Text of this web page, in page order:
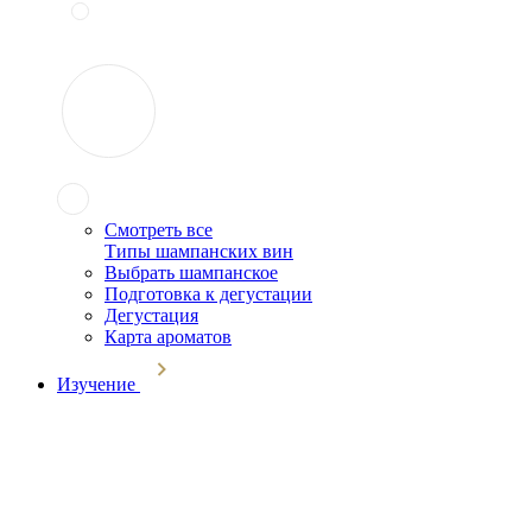
Смотреть все
Типы шампанских вин
Выбрать шампанское
Подготовка к дегустации
Дегустация
Карта ароматов
Изучение